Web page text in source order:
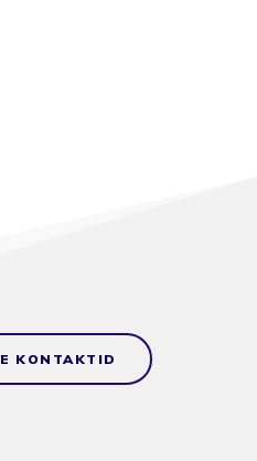
KONTAKTID